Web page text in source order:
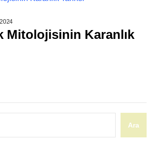
Mitolojisinin Karanlık
Ara